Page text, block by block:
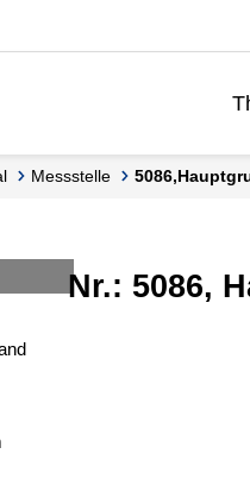
Messstelle
Nr.: 5086,